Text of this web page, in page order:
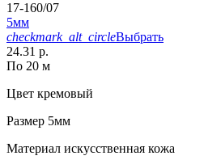
17-160/07
5мм
checkmark_alt_circleВыбрать
24.31 р.
По 20 м
Цвет кремовый
Размер 5мм
Материал искусственная кожа